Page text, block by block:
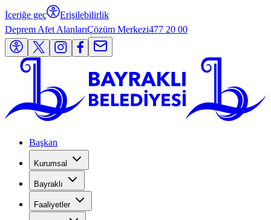
İçeriğe geç
Erişilebilirlik
Deprem Afet AlanlarıÇözüm Merkezi477 20 00
Başkan
Kurumsal
Bayraklı
Faaliyetler